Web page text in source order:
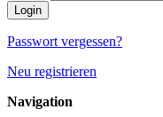
Passwort vergessen?
Neu registrieren
Navigation